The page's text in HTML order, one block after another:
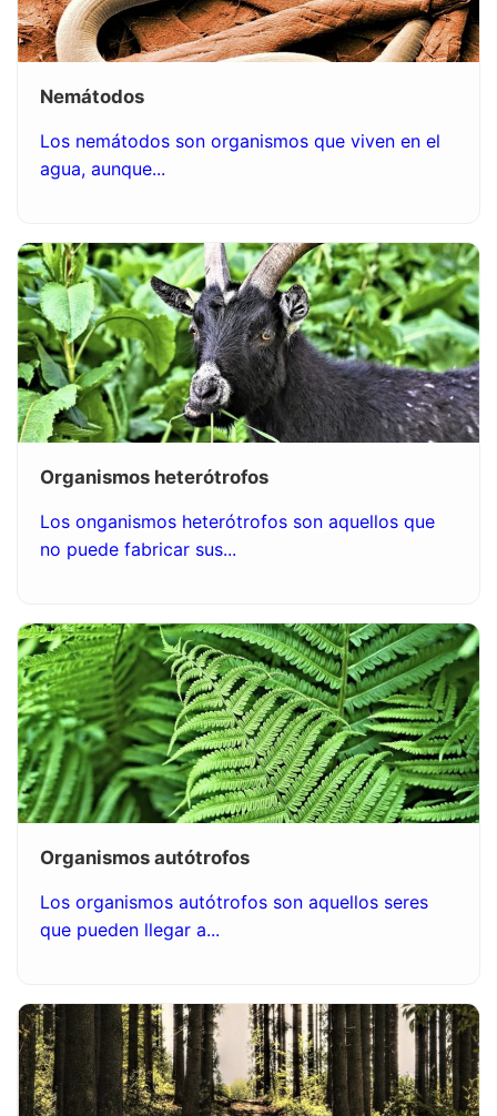
Nemátodos
Los nemátodos son organismos que viven en el
agua, aunque...
Organismos heterótrofos
Los onganismos heterótrofos son aquellos que
no puede fabricar sus...
Organismos autótrofos
Los organismos autótrofos son aquellos seres
que pueden llegar a...